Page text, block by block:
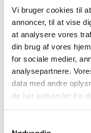
Vi bruger cookies til
annoncer, til at vise
at analysere vores
din brug af vores
for sociale medier,
analysepartnere.
data med andre
de har indsamlet fra
Hvad sker der
Dit madaffald bliver
bliver mast til pulp
Restproduktet
markerne.